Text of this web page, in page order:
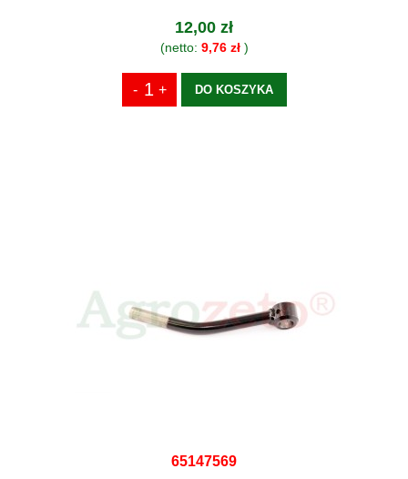
12,00 zł
(netto: 9,76 zł)
DO KOSZYKA
65147569